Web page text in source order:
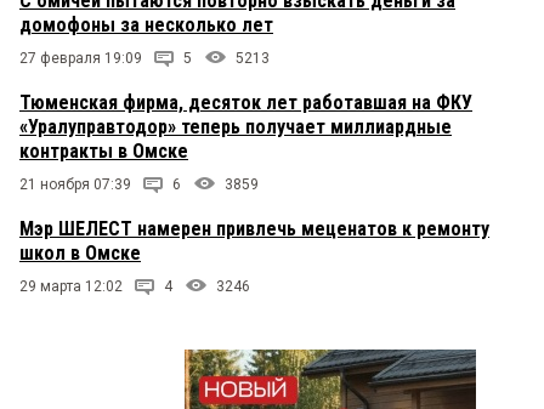
домофоны за несколько лет
27 февраля 19:09 5 5213
Тюменская фирма, десяток лет работавшая на ФКУ
«Уралуправтодор» теперь получает миллиардные
контракты в Омске
21 ноября 07:39 6 3859
Мэр ШЕЛЕСТ намерен привлечь меценатов к ремонту
школ в Омске
29 марта 12:02 4 3246